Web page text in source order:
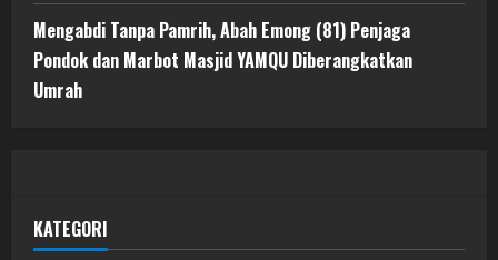
Mengabdi Tanpa Pamrih, Abah Emong (81) Penjaga
Pondok dan Marbot Masjid YAMQU Diberangkatkan
Umrah
KATEGORI